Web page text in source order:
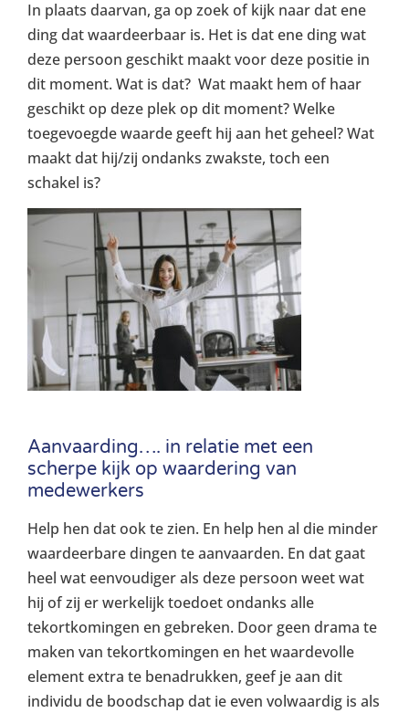
In plaats daarvan, ga op zoek of kijk naar dat ene
ding dat waardeerbaar is. Het is dat ene ding wat
deze persoon geschikt maakt voor deze positie in
dit moment. Wat is dat? Wat maakt hem of haar
geschikt op deze plek op dit moment? Welke
toegevoegde waarde geeft hij aan het geheel? Wat
maakt dat hij/zij ondanks zwakste, toch een
schakel is?
Aanvaarding…. in relatie met een
scherpe kijk op waardering van
medewerkers
Help hen dat ook te zien. En help hen al die minder
waardeerbare dingen te aanvaarden. En dat gaat
heel wat eenvoudiger als deze persoon weet wat
hij of zij er werkelijk toedoet ondanks alle
tekortkomingen en gebreken. Door geen drama te
maken van tekortkomingen en het waardevolle
element extra te benadrukken, geef je aan dit
individu de boodschap dat ie even volwaardig is als